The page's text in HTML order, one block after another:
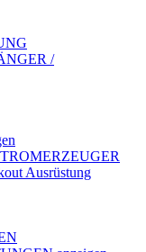
/
Ausrüstung